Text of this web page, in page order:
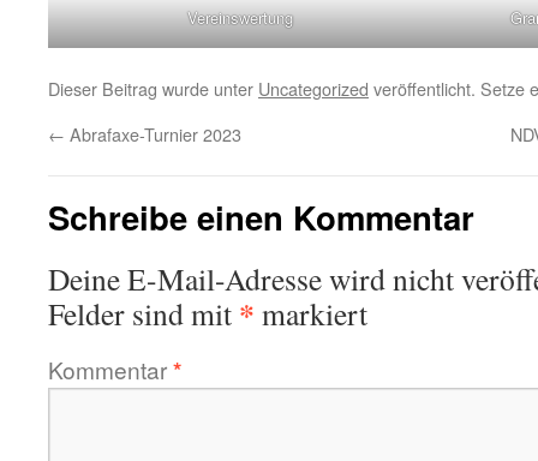
Vereinswertung
Dieser Beitrag wurde unter Uncategorized veröffentlicht. Setze
← Abrafaxe-Turnier 2023
Schreibe einen Kommentar
Deine E-Mail-Adresse wird nicht
Felder sind mit * markiert
Kommentar*